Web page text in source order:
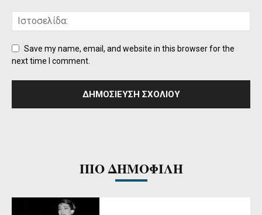
Save my name, email, and website in this browser for the
next time I comment.
ΠΙΟ ΔΗΜΟΦΙΛΗ